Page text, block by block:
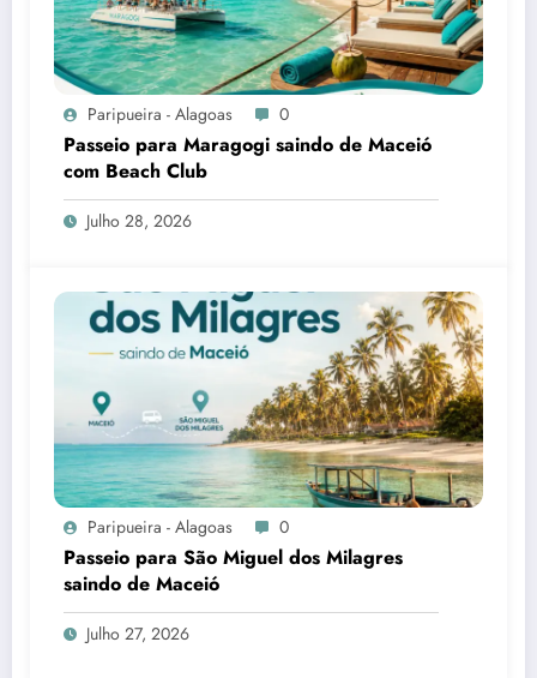
Paripueira - Alagoas 0
Passeio para Maragogi saindo de Maceió
com Beach Club
Julho 28, 2026
Paripueira - Alagoas 0
Passeio para São Miguel dos Milagres
saindo de Maceió
Julho 27, 2026